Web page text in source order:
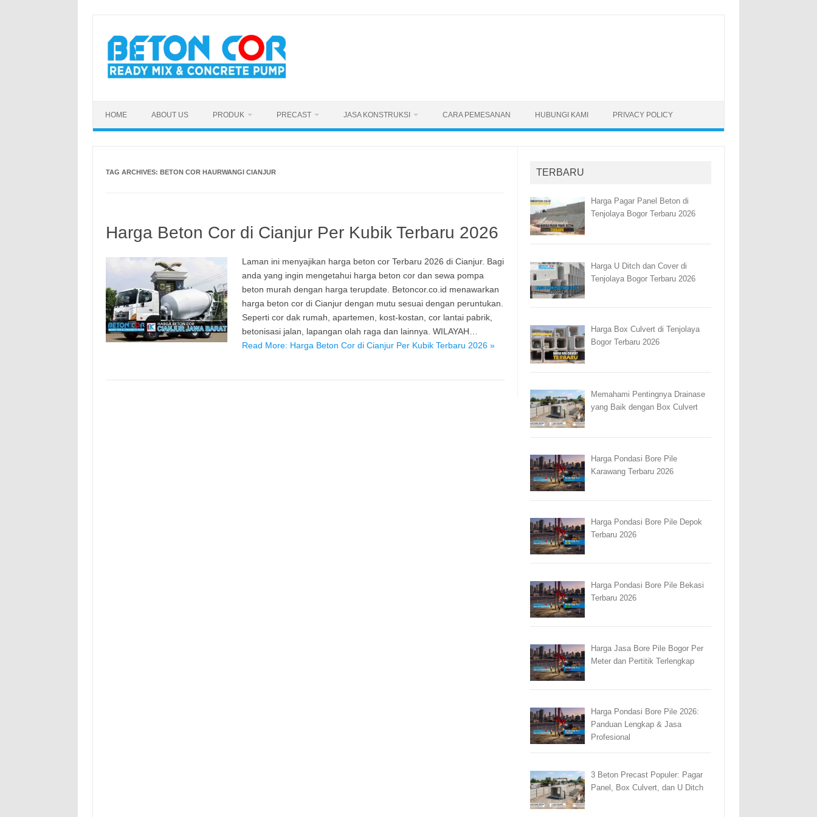
content
HOME ABOUT US PRODUK PRECAST JASA KONSTRUKSI CARA PEMESANAN HUBUNGI KAMI PRIVACY POLICY
TAG ARCHIVES: BETON COR HAURWANGI CIANJUR
Harga Beton Cor di Cianjur Per Kubik Terbaru 2026
Laman ini menyajikan harga beton cor Terbaru 2026 di Cianjur. Bagi
anda yang ingin mengetahui harga beton cor dan sewa pompa
beton murah dengan harga terupdate. Betoncor.co.id menawarkan
harga beton cor di Cianjur dengan mutu sesuai dengan peruntukan.
Seperti cor dak rumah, apartemen, kost-kostan, cor lantai pabrik,
betonisasi jalan, lapangan olah raga dan lainnya. WILAYAH…
Read More: Harga Beton Cor di Cianjur Per Kubik Terbaru 2026 »
TERBARU
Harga Pagar Panel Beton di
Tenjolaya Bogor Terbaru 2026
Harga U Ditch dan Cover di
Tenjolaya Bogor Terbaru 2026
Harga Box Culvert di Tenjolaya
Bogor Terbaru 2026
Memahami Pentingnya Drainase
yang Baik dengan Box Culvert
Harga Pondasi Bore Pile
Karawang Terbaru 2026
Harga Pondasi Bore Pile Depok
Terbaru 2026
Harga Pondasi Bore Pile Bekasi
Terbaru 2026
Harga Jasa Bore Pile Bogor Per
Meter dan Pertitik Terlengkap
Harga Pondasi Bore Pile 2026:
Panduan Lengkap & Jasa
Profesional
3 Beton Precast Populer: Pagar
Panel, Box Culvert, dan U Ditch